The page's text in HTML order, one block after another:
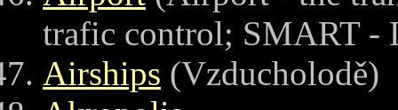
trafic control; SMART -
Airships (Vzducholodě)